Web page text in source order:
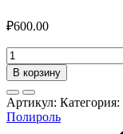
₽600.00
Количество
товара
Глянцевая
полироль
POLITURA
Gloss
В корзину
Артикул: Категория:
Полироль